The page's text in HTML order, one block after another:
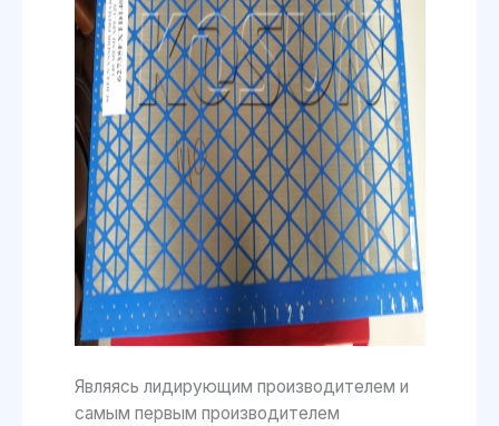
Являясь лидирующим производителем и
самым первым производителем